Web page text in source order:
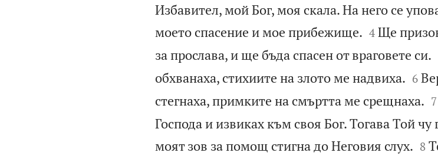
Избавител, мой Бог, моя скала. На него се
моето спасение и мое прибежище.
4 Ще
за прослава, и ще бъда спасен от враговете си.
обхванаха, стихиите на злото ме надвиха.
6
стегнаха, примките на смъртта ме срещнаха.
7
Господа и извиках към своя Бог. Тогава Той
моят зов за помощ стигна до Неговия слух.
8